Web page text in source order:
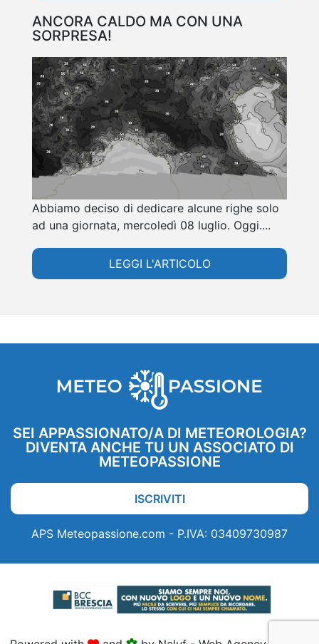
ANCORA CALDO MA CON UNA
SORPRESA!
Abbiamo deciso di dedicare alcune righe solo
ad una giornata, mercoledì 08 luglio. Oggi....
LEGGI L'ARTICOLO
SEI APPASSIONATO/A DI METEOROLOGIA?
DIVENTA ANCHE TU UN ASSOCIATO DI
METEOPASSIONE
ISCRIVITI
APS Meteopassione.com - P.IVA: 03409730987